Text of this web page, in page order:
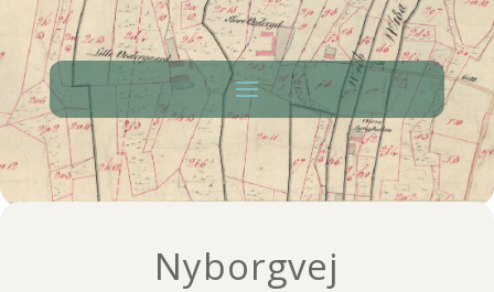
Nyborgvej